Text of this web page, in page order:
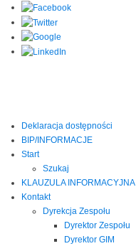
Deklaracja dostępności
BIP/INFORMACJE
Start
Szukaj
KLAUZULA INFORMACYJNA
Kontakt
Dyrekcja Zespołu
Dyrektor Zespołu
Dyrektor GIM